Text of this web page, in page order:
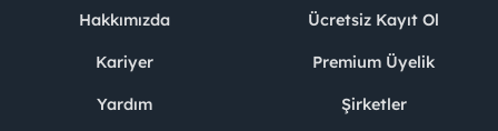
Hakkımızda
Kariyer
Yardım
Ücretsiz Kayıt Ol
Premium Üyelik
Şirketler